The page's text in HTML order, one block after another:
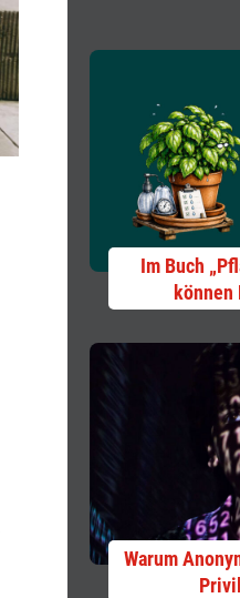
Im Buch
können
Warum